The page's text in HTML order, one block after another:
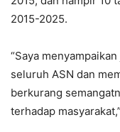
2015-2025.
“Saya
seluruh ASN dan
berkurang
terhadap